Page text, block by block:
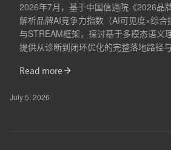
2026年7月，基于中国信通院《2026品
解析品牌AI竞争力指数（AI可见度×综合
与STREAM框架，探讨基于多模态语义
提供从诊断到闭环优化的完整落地路径
Read more
July 5, 2026